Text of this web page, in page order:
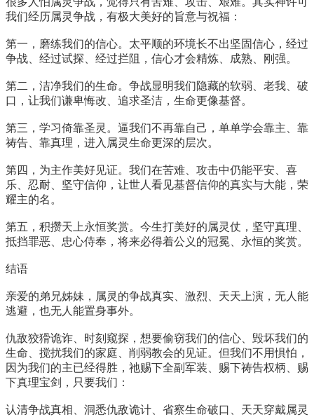
我们经历属灵争战，有极大美好的旨意与祝福：
第一，磨练我们的信心。太平顺的环境长不出坚固信心，经过
争战、经过试探、经过拦阻，信心才会精炼、成熟、刚强。
第二，洁净我们的生命。争战显明我们隐藏的软弱、老我、破
口，让我们谦卑悔改、追求圣洁，生命更像基督。
第三，学习倚靠圣灵。逼我们不再靠自己，单单学会靠主、靠
祷告、靠真理，进入属灵生命更深的层次。
第四，为主作美好见证。我们在苦难、攻击中仍能平安、喜
乐、忍耐、坚守信仰，让世人看见基督信仰的真实与大能，荣
耀主的名。
第五，积攒天上永恒奖赏。今生打美好的属灵仗，坚守真理、
抵挡罪恶、忠心侍奉，将来必得着公义的冠冕、永恒的奖赏。
结语
亲爱的弟兄姊妹，属灵的争战真实、激烈、天天上演，无人能
逃避，也无人能置身事外。
仇敌狡猾诡诈、时刻窥探，想要偷窃我们的信心、毁坏我们的
生命、搅扰我们的家庭、削弱教会的见证。但我们不用惧怕，
因为我们的主已经得胜，祂赐下全副军装、赐下祷告权柄、赐
下真理宝剑，只要我们：
认清争战真相、洞悉仇敌诡计、省察生命破口、天天穿戴属灵